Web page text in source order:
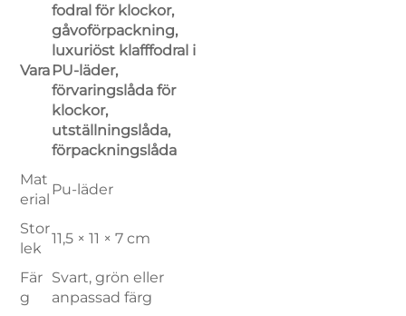
Vara
fodral för klockor,
gåvoförpackning,
luxuriöst klafffodral i
PU-läder,
förvaringslåda för
klockor,
utställningslåda,
förpackningslåda
Mat
erial
Pu-läder
Stor
lek
11,5 × 11 × 7 cm
Fär
g
Svart, grön eller
anpassad färg